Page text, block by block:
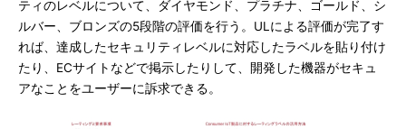
ティのレベルについて、ダイヤモンド、プラチナ、ゴールド、シ
ルバー、ブロンズの5段階の評価を行う。ULによる評価が完了す
れば、達成したセキュリティレベルに対応したラベルを貼り付け
たり、ECサイトなどで掲示したりして、開発した機器がセキュ
アなことをユーザーに訴求できる。